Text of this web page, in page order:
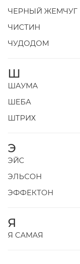
ЧЕРНЫЙ ЖЕМЧУГ
ЧИСТИН
ЧУДОДОМ
Ш
ШАУМА
ШЕБА
ШТРИХ
Э
ЭЙС
ЭЛЬСОН
ЭФФЕКТОН
Я
Я САМАЯ